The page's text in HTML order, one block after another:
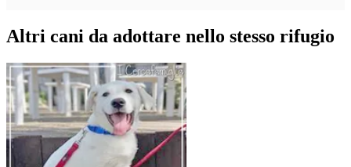
Altri cani da adottare nello stesso rifugio